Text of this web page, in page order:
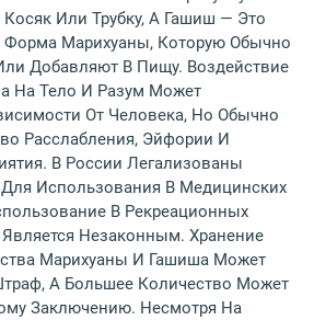
Или Трубку, А Гашиш — Это
Форма Марихуаны, Которую Обычно
Добавляют В Пищу. Воздействие
На Тело И Разум Может
От Человека, Но Обычно
Расслабления, Эйфории И
В России Легализованы
Использования В Медицинских
В Рекреационных
Незаконным. Хранение
Марихуаны И Гашиша Может
А Большее Количество Может
Заключению. Несмотря На